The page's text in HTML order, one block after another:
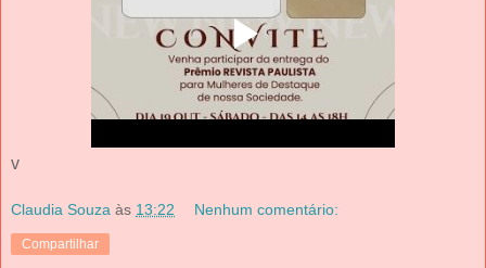
v
Claudia Souza às 13:22 Nenhum comentário:
Compartilhar